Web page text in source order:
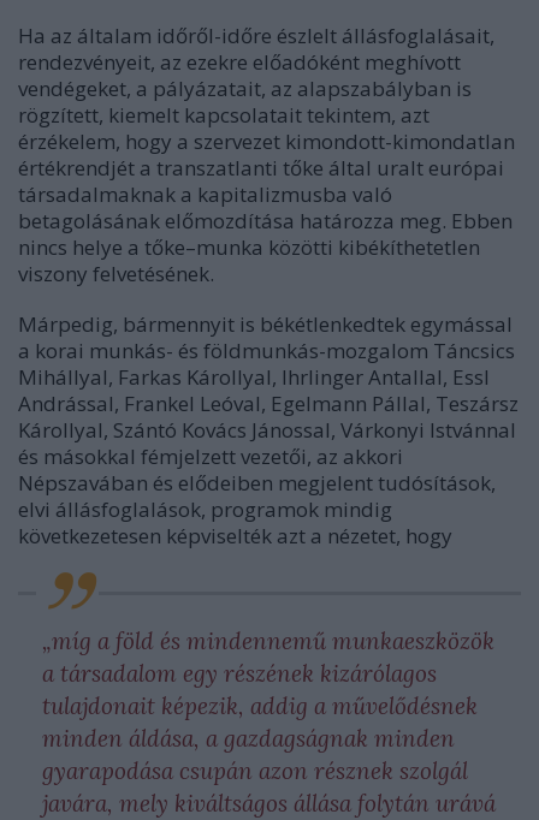
Ha az általam időről-időre észlelt állásfoglalásait,
rendezvényeit, az ezekre előadóként meghívott
vendégeket, a pályázatait, az alapszabályban is
rögzített, kiemelt kapcsolatait tekintem, azt
érzékelem, hogy a szervezet kimondott-kimondatlan
értékrendjét a transzatlanti tőke által uralt európai
társadalmaknak a kapitalizmusba való
betagolásának előmozdítása határozza meg. Ebben
nincs helye a tőke–munka közötti kibékíthetetlen
viszony felvetésének.
Márpedig, bármennyit is békétlenkedtek egymással
a korai munkás- és földmunkás-mozgalom Táncsics
Mihállyal, Farkas Károllyal, Ihrlinger Antallal, Essl
Andrással, Frankel Leóval, Egelmann Pállal, Teszársz
Károllyal, Szántó Kovács Jánossal, Várkonyi Istvánnal
és másokkal fémjelzett vezetői, az akkori
Népszavában és elődeiben megjelent tudósítások,
elvi állásfoglalások, programok mindig
következetesen képviselték azt a nézetet, hogy
„míg a föld és mindennemű munkaeszközök
a társadalom egy részének kizárólagos
tulajdonait képezik, addig a művelődésnek
minden áldása, a gazdagságnak minden
gyarapodása csupán azon résznek szolgál
javára, mely kiváltságos állása folytán urává